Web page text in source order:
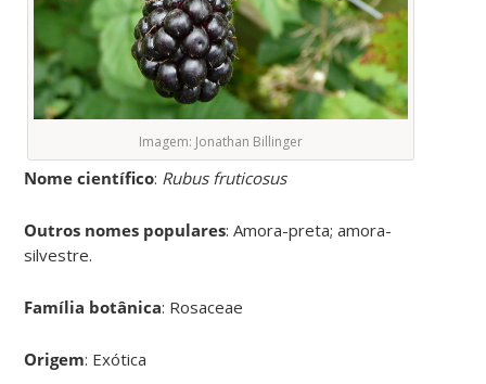
Imagem: Jonathan Billinger
Nome científico: Rubus fruticosus
Outros nomes populares: Amora-preta; amora-
silvestre.
Família botânica: Rosaceae
Origem: Exótica